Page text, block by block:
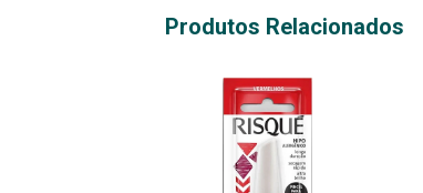
Produtos Relacionados